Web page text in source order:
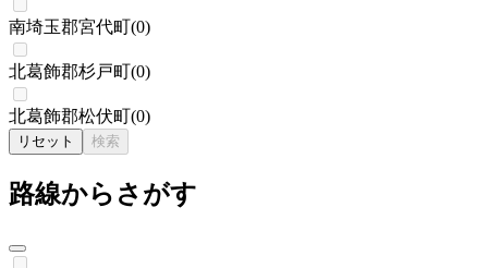
南埼玉郡宮代町(0)
北葛飾郡杉戸町(0)
北葛飾郡松伏町(0)
リセット 検索
路線からさがす